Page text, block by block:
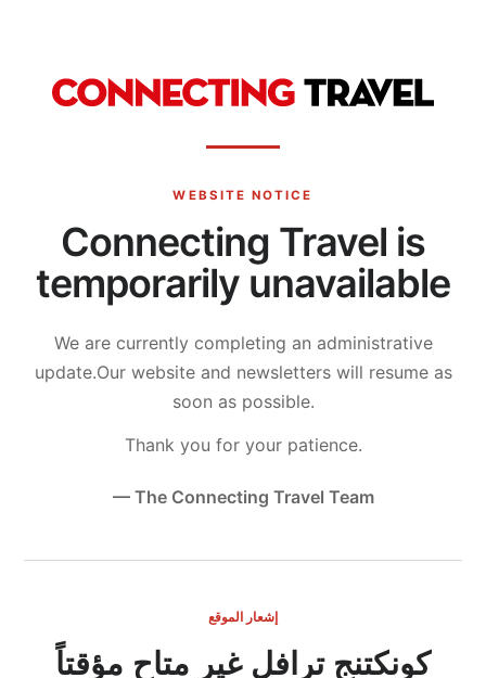
WEBSITE NOTICE
Connecting Travel is
temporarily unavailable
We are currently completing an administrative
update.Our website and newsletters will resume as
soon as possible.
Thank you for your patience.
— The Connecting Travel Team
إشعار الموقع
كونكتنج ترافل غير متاح مؤقتاً